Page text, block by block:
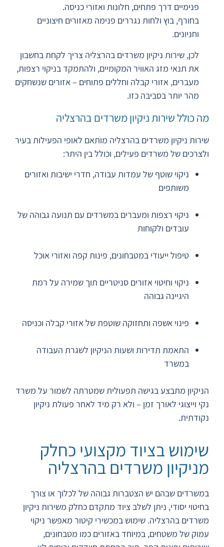
פנימיים דרך פתחים, חלונות ואזורי כניסה.
בחורף, בוץ ולחות נגררים פנימה מאזורים חיצוניים
וחניונים.
לכן, שירות ניקיון משרדים בהרצליה צריך לקחת בחשבון
את תנאי מזג האוויר המקומיים, ולהתמקד בניקוי רצפות,
מעברים, אזורי קבלה וחללים פתוחים – אזורים שנשחקים
מהר יותר בסביבה כזו.
מה כולל שירות ניקיון משרדים בהרצליה
שירות ניקיון משרדים בהרצליה מותאם לאופי הפעילות בעיר
ולצרכים של משרדים פעילים, וכולל בין היתר:
ניקוי שוטף של עמדות עבודה, חדרי ישיבות ואזורים
משותפים
ניקוי רצפות ומעברים במשרדים עם תנועה גבוהה של
עובדים ולקוחות
טיפול ייעודי במטבחונים, פינות קפה ואזורי אוכל
ניקוי וחיטוי אזורים סניטריים תוך שמירה על רמת
היגיינה גבוהה
פינוי אשפה ותחזוקה שוטפת של אזורי קבלה וכניסה
התאמת תדירות ושעות הניקיון לשגרת העבודה
במשרד
הניקיון מתבצע בגישה תפעולית שמטרתה לשמור על משרד
נקי וייצוגי לאורך זמן – ולא רק מיד לאחר פעולת ניקיון
נקודתית.
שימוש בציוד מקצועי כחלק
מניקיון משרדים בהרצליה
במשרדים שבהם יש הצטברות גבוהה של לכלוך או צורך
בחיטוי יסודי, ניתן לשלב ציוד מתקדם כחלק משירות ניקיון
משרדים בהרצליה. שימוש במכשירי קיטור מאפשר ניקוי
עמוק של משטחים, במיוחד באזורים כמו מטבחונים,